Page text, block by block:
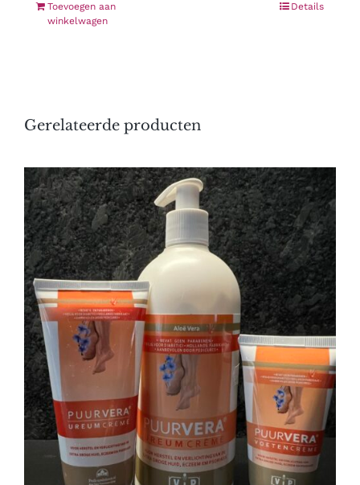
Toevoegen aan
winkelwagen
Details
Gerelateerde producten